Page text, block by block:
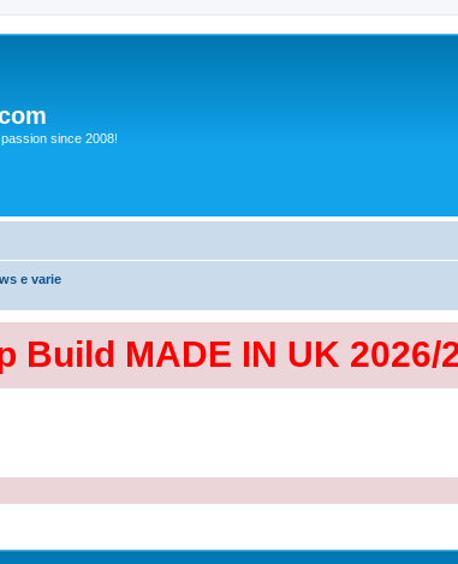
since 2008!
e varie
Build MADE IN UK 2026/